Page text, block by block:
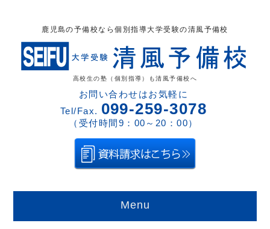
鹿児島の予備校なら個別指導大学受験の清風予備校
高校生の塾（個別指導）も清風予備校へ
お問い合わせはお気軽に
Tel/Fax. 099-259-3078
（受付時間9：00～20：00）
Menu